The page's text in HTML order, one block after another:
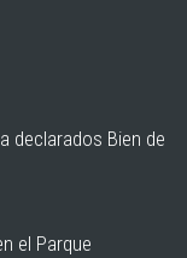
declarados Bien de
el Parque